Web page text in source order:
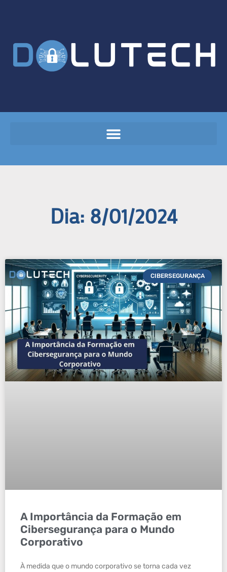
Dia: 8/01/2024
CIBERSEGURANÇA
A Importância da Formação em
Cibersegurança para o Mundo
Corporativo
À medida que o mundo corporativo se torna cada vez